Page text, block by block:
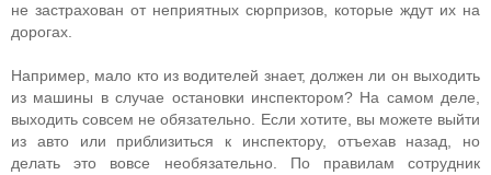
не застрахован от неприятных сюрпризов, которые ждут их на
дорогах.
Например, мало кто из водителей знает, должен ли он выходить
из машины в случае остановки инспектором? На самом деле,
выходить совсем не обязательно. Если хотите, вы можете выйти
из авто или приблизиться к инспектору, отъехав назад, но
делать это вовсе необязательно. По правилам сотрудник